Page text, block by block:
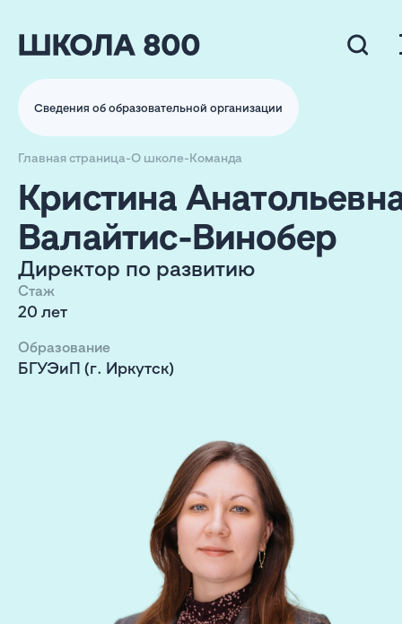
Сведения об образовательной организации
Главная страница-О школе-Команда
Кристина
Валайтис-Винобер
Директор по развитию
Стаж
20 лет
Образование
БГУЭиП (г. Иркутск)